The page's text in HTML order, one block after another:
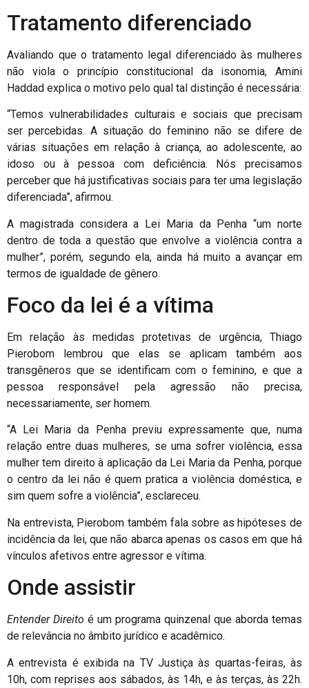
Tratamento diferenciado
Avaliando que o tratamento legal diferenciado às mulheres
não viola o princípio constitucional da isonomia, Amini
Haddad explica o motivo pelo qual tal distinção é necessária:
“Temos vulnerabilidades culturais e sociais que precisam
ser percebidas. A situação do feminino não se difere de
várias situações em relação à criança, ao adolescente, ao
idoso ou à pessoa com deficiência. Nós precisamos
perceber que há justificativas sociais para ter uma legislação
diferenciada”, afirmou.
A magistrada considera a Lei Maria da Penha “um norte
dentro de toda a questão que envolve a violência contra a
mulher”, porém, segundo ela, ainda há muito a avançar em
termos de igualdade de gênero.
Foco da lei é a vítima
Em relação às medidas protetivas de urgência, Thiago
Pierobom lembrou que elas se aplicam também aos
transgêneros que se identificam com o feminino, e que a
pessoa responsável pela agressão não precisa,
necessariamente, ser homem.
“A Lei Maria da Penha previu expressamente que, numa
relação entre duas mulheres, se uma sofrer violência, essa
mulher tem direito à aplicação da Lei Maria da Penha, porque
o centro da lei não é quem pratica a violência doméstica, e
sim quem sofre a violência”, esclareceu.
Na entrevista, Pierobom também fala sobre as hipóteses de
incidência da lei, que não abarca apenas os casos em que há
vínculos afetivos entre agressor e vítima.
Onde assistir
Entender Direito é um programa quinzenal que aborda temas
de relevância no âmbito jurídico e acadêmico.
A entrevista é exibida na TV Justiça às quartas-feiras, às
10h, com reprises aos sábados, às 14h, e às terças, às 22h.